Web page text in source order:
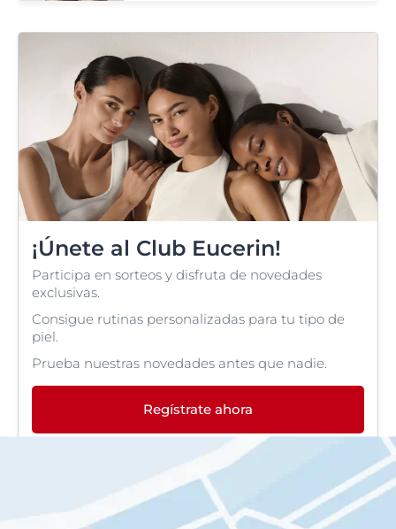
¡Únete al Club Eucerin!
Participa en sorteos y disfruta de novedades
exclusivas.
Consigue rutinas personalizadas para tu tipo de
piel.
Prueba nuestras novedades antes que nadie.
Regístrate ahora